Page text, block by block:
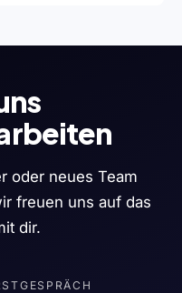
oder neues Team
freuen uns auf das
dir.